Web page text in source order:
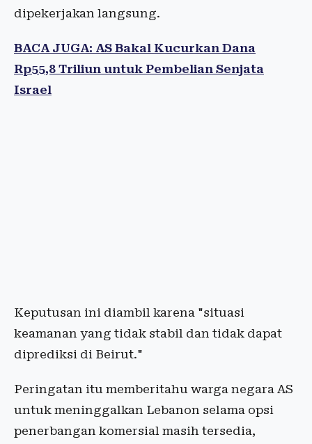
dipekerjakan langsung.
BACA JUGA: AS Bakal Kucurkan Dana
Rp55,8 Triliun untuk Pembelian Senjata
Israel
Keputusan ini diambil karena "situasi
keamanan yang tidak stabil dan tidak dapat
diprediksi di Beirut."
Peringatan itu memberitahu warga negara AS
untuk meninggalkan Lebanon selama opsi
penerbangan komersial masih tersedia,